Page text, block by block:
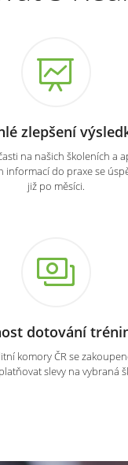
zlepšení
na našich školeních a
informací do praxe se
již po měsíci.
dotování
komory ČR se
slevy na vybraná